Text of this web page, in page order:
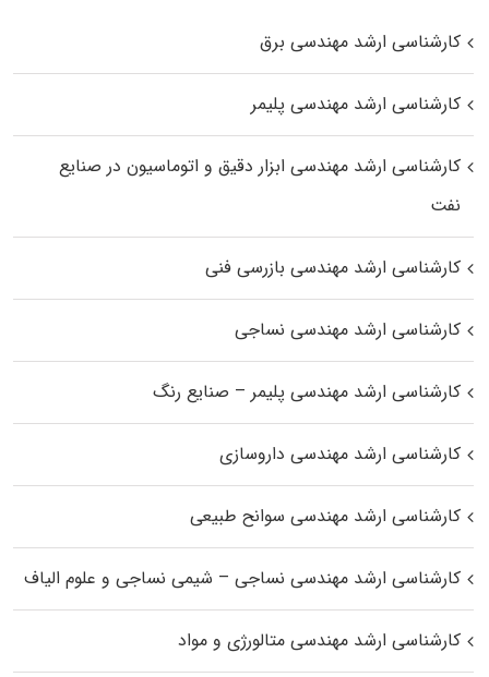
کارشناسی ارشد مهندسی برق
کارشناسی ارشد مهندسی پلیمر
کارشناسی ارشد مهندسی ابزار دقیق و اتوماسیون در صنایع
نفت
کارشناسی ارشد مهندسی بازرسی فنی
کارشناسی ارشد مهندسی نساجی
کارشناسی ارشد مهندسی پلیمر – صنایع رنگ
کارشناسی ارشد مهندسی داروسازی
کارشناسی ارشد مهندسی سوانح طبیعی
کارشناسی ارشد مهندسی نساجی – شیمی نساجی و علوم الیاف
کارشناسی ارشد مهندسی متالورژی و مواد